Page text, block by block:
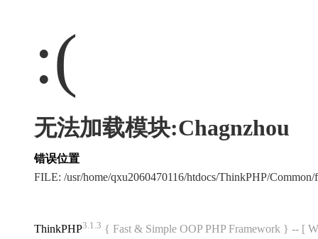
:(
无法加载模块:Chagnzhou
错误位置
FILE: /usr/home/qxu2060470116/htdocs/ThinkPHP/
ThinkPHP3.1.3 { Fast & Simple OOP PHP Framework } -- [